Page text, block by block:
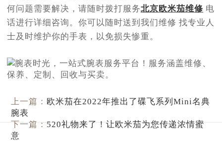
何问题需要解决，请随时拨打服务北京欧米茄维修 电
话进行详细咨询。你可以随时送到我们维修 找专业人
士及时维护你的手表，以免损失惨重。
上一篇： 欧米茄在2022年推出了碟飞系列Mini名典
腕表
下一篇： 520礼物来了！让欧米茄为您传递浓情蜜
意